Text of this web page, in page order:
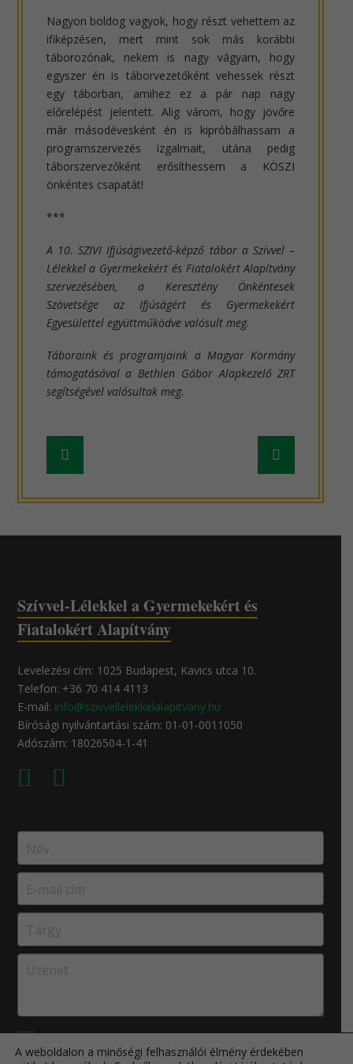
Nagyon boldog vagyok, hogy részt vehettem az
ifiképzésen, mert mint sok más korábbi
táborozónak, nekem is nagy vágyam, hogy
egyszer én is táborvezetőként vehessek részt
egy táborban, amihez ez a pár nap nagy
előrelépést jelentett. Alig várom, hogy jövőre
már másodévesként én is kipróbálhassam a
programszervezés izgalmait, utána pedig
táborszervezőként erősíthessem a KÖSZI
önkéntes csapatát!
***
A 10. SZIVI Ifjúságivezető-képző tábor a Szívvel –
Lélekkel a Gyermekekért és Fiatalokért Alapítvány
szervezésében, a Keresztény Önkéntesek
Szövetsége az Ifjúságért és Gyermekekért
Egyesülettel együttműködve valósult meg.
Táboraink és programjaink a Magyar Kormány
támogatásával a Bethlen Gábor Alapkezelő ZRT
segítségével valósultak meg.
Frissebb
hír
Régebbi
hír
Szívvel-Lélekkel a Gyermekekért és
Fiatalokért Alapítvány
Levelezési cím: 1025 Budapest, Kavics utca 10.
Telefon: +36 70 414 4113
E-mail: info@szivvellelekkelalapitvany.hu
Bírósági nyilvántartási szám: 01-01-0011050
Adószám: 18026504-1-41
A weboldalon a minőségi felhasználói élmény érdekében